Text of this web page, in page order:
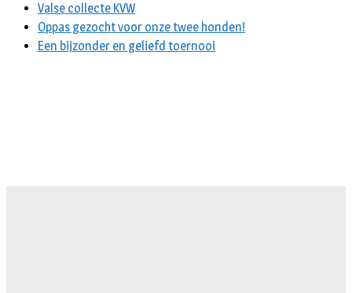
Valse collecte KVW
Oppas gezocht voor onze twee honden!
Een bijzonder en geliefd toernooi